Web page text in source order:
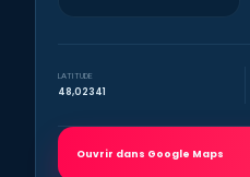
LATITUDE
48,02341
Ouvrir dans Google Maps